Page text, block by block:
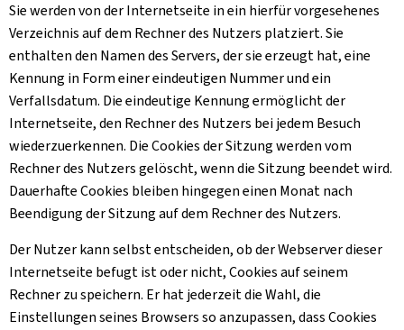
Sie werden von der Internetseite in ein hierfür vorgesehenes
Verzeichnis auf dem Rechner des Nutzers platziert. Sie
enthalten den Namen des Servers, der sie erzeugt hat, eine
Kennung in Form einer eindeutigen Nummer und ein
Verfallsdatum. Die eindeutige Kennung ermöglicht der
Internetseite, den Rechner des Nutzers bei jedem Besuch
wiederzuerkennen. DieCookiesder Sitzung werden vom
Rechner des Nutzers gelöscht, wenn die Sitzung beendet wird.
DauerhafteCookies bleiben hingegen einen Monat nach
Beendigung der Sitzung auf dem Rechner des Nutzers.
Der Nutzer kann selbst entscheiden, ob der Webserver dieser
Internetseite befugt ist oder nicht, Cookies auf seinem
Rechner zu speichern. Er hat jederzeit die Wahl, die
Einstellungen seines Browsers so anzupassen, dassCookies